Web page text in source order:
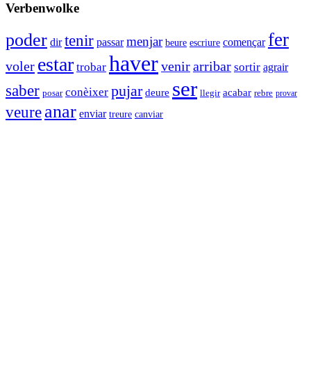
Verbenwolke
poder dir tenir passar menjar beure escriure començar fer
voler estar trobar havervenirarribar sortir agrair
saber posar conèixer pujar deure ser llegir acabar rebre provar
veure anar enviar treure canviar